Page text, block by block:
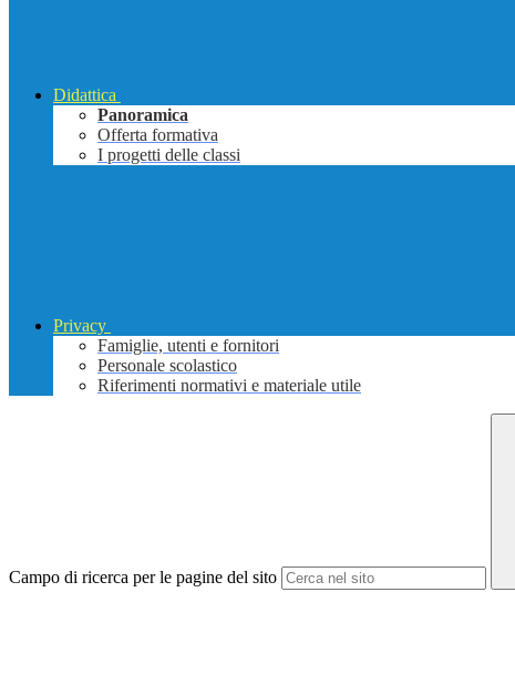
Didattica
Panoramica
Offerta formativa
I progetti delle classi
Privacy
Famiglie, utenti e fornitori
Personale scolastico
Riferimenti normativi e materiale utile
Campo di ricerca per le pagine del sito